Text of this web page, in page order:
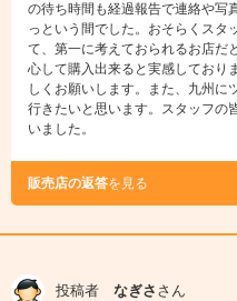
の待ち時間も経過報告で連絡や写
っという間でした。おそらくスタ
て、第一に考えておられるお店だ
心して購入出来ると実感しており
しくお願いします。また、九州に
行きたいと思います。スタッフの
いました。
販売店の返答を見る
投稿者 なぎさ さん